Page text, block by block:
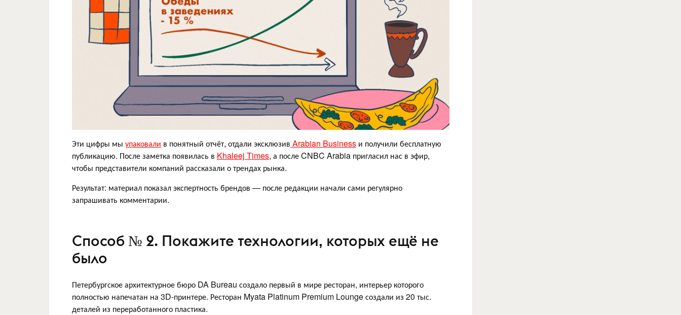
Эти цифры мы упаковали в понятный отчёт, отдали эксклюзив Arabian Business и получили бесплатную
публикацию. После заметка появилась в Khaleej Times, а после CNBC Arabia пригласил нас в эфир,
чтобы представители компаний рассказали о трендах рынка.
Результат: материал показал экспертность брендов — после редакции начали сами регулярно
запрашивать комментарии.
Способ № 2. Покажите технологии, которых ещё не
было
Петербургское архитектурное бюро DA Bureau создало первый в мире ресторан, интерьер которого
полностью напечатан на 3D-принтере. Ресторан Myata Platinum Premium Lounge создали из 20 тыс.
деталей из переработанного пластика.